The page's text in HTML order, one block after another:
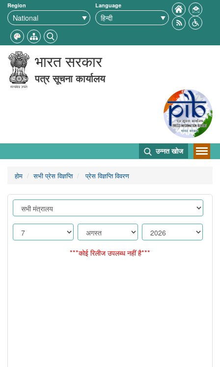
Region Language
भारत सरकार
पत्र सूचना कार्यालय
उन्नत खोज
होम सभी प्रेस विज्ञप्ति प्रेस विज्ञप्ति विवरण
***कोई रिलीज उपलब्ध नहीं है***